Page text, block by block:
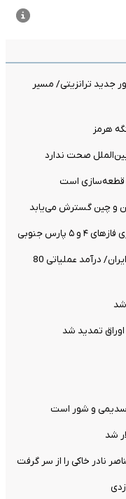
جدید ترانزیتی/ مسیر
هرمز
قطعه‌سازی است
و چین گسترش می‌یابد
پارس جنوبی
تغییر مثبت در عملکرد مالی بانک صادرات ایران/ درآمد عملیاتی 80
شد
اوراق تمدید شد
نادر خاکی را از سر گرفت